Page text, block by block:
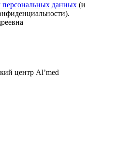
персональных данных (и
центр Al’med